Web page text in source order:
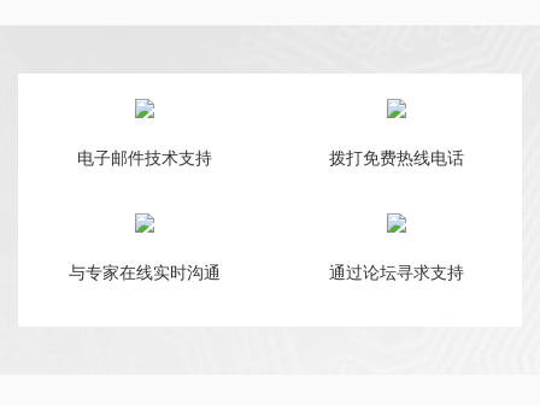
电子邮件技术支持 拨打免费热线电话
与专家在线实时沟通 通过论坛寻求支持